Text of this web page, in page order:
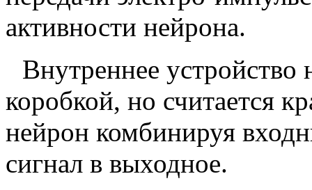
активности нейрона.
Внутреннее устройство
коробкой, но считается
нейрон комбинируя
сигнал в выходное.